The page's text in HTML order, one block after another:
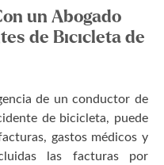
un Abogado
de Bicicleta de
de un conductor de
de bicicleta, puede
gastos médicos y
las facturas por